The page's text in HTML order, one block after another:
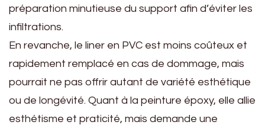
préparation minutieuse du support afin d’éviter les
infiltrations.
En revanche, le liner en PVC est moins coûteux et
rapidement remplacé en cas de dommage, mais
pourrait ne pas offrir autant de variété esthétique
ou de longévité. Quant à la peinture époxy, elle allie
esthétisme et praticité, mais demande une